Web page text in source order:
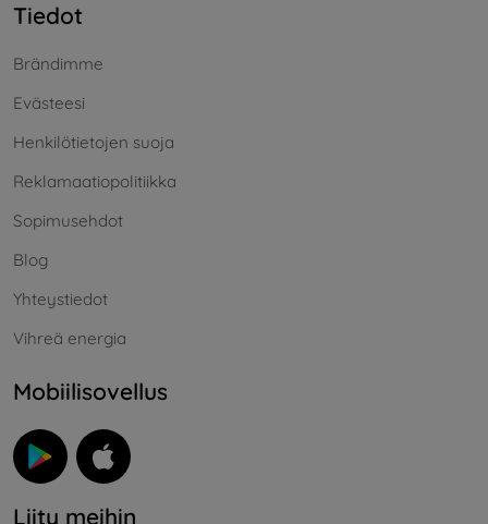
Tiedot
Brändimme
Evästeesi
Henkilötietojen suoja
Reklamaatiopolitiikka
Sopimusehdot
Blog
Yhteystiedot
Vihreä energia
Mobiilisovellus
Liity meihin